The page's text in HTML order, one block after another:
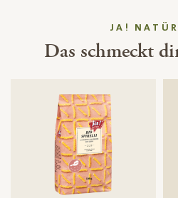
JA!
Das schmeckt